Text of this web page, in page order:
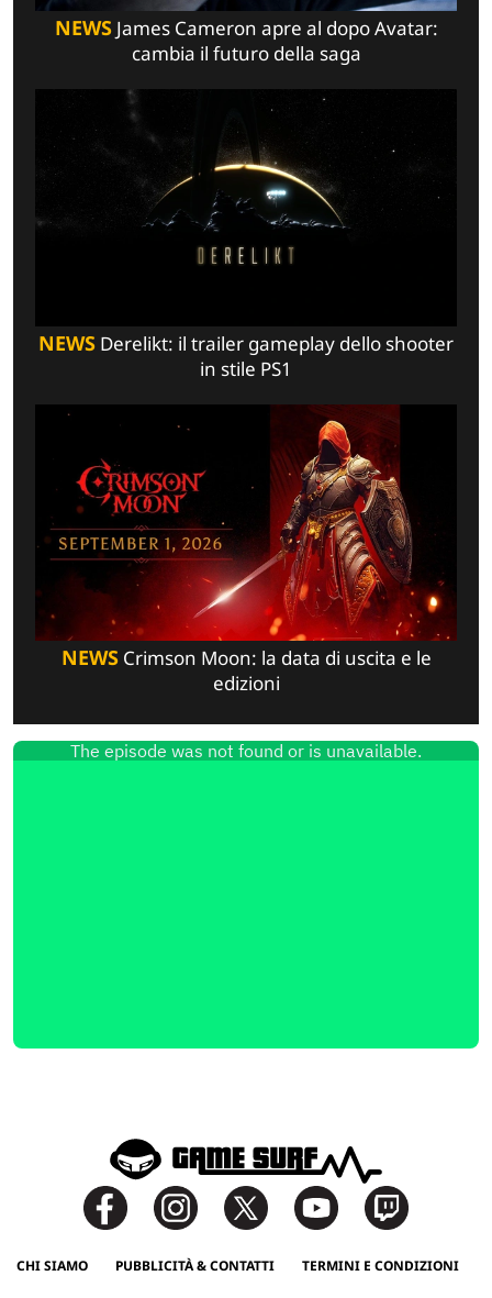
NEWSJames Cameron apre al dopo Avatar:
cambia il futuro della saga
NEWS Derelikt: il trailer gameplay dello shooter
in stile PS1
NEWSCrimson Moon: la data di uscita e le
edizioni
CHI SIAMO PUBBLICITÀ & CONTATTI TERMINI E CONDIZIONI